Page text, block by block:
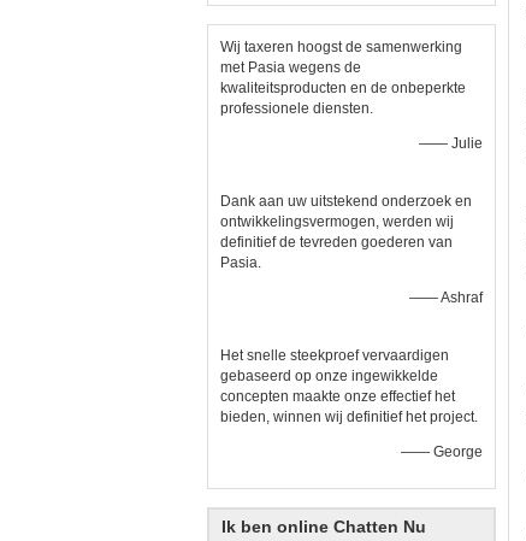
Wij taxeren hoogst de samenwerking
met Pasia wegens de
kwaliteitsproducten en de onbeperkte
professionele diensten.
—— Julie
Dank aan uw uitstekend onderzoek en
ontwikkelingsvermogen, werden wij
definitief de tevreden goederen van
Pasia.
—— Ashraf
Het snelle steekproef vervaardigen
gebaseerd op onze ingewikkelde
concepten maakte onze effectief het
bieden, winnen wij definitief het project.
—— George
Ik ben online Chatten Nu